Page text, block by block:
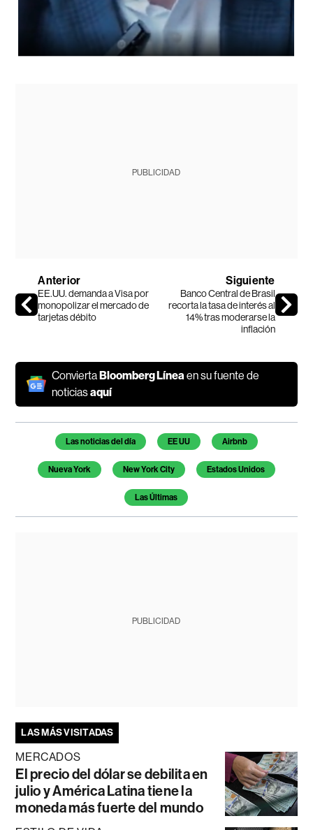
PUBLICIDAD
Anterior
EE.UU. demanda a Visa por
monopolizar el mercado de
tarjetas débito
Siguiente
Banco Central de Brasil
recorta la tasa de interés al
14% tras moderarse la
inflación
ConviertaBloomberg Línea en su fuente de
noticiasaquí
Temas de este artículo
Las noticias del día EE UU Airbnb
Nueva York New York City Estados Unidos
Las Últimas
PUBLICIDAD
LAS MÁS VISITADAS
MERCADOS
El precio del dólar se debilita en
julio y América Latina tiene la
moneda más fuerte del mundo